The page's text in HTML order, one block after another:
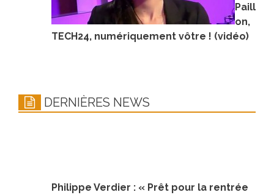
Paill
on,
TECH24, numériquement vôtre ! (vidéo)
DERNIÈRES NEWS
Philippe Verdier : « Prêt pour la rentrée